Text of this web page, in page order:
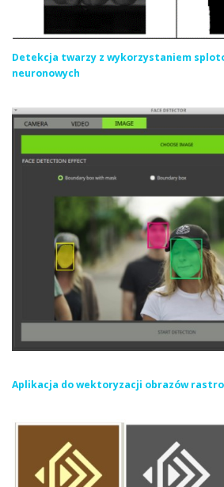
Detekcja twarzy z wykorzystaniem
neuronowych
Aplikacja do wektoryzacji obrazów